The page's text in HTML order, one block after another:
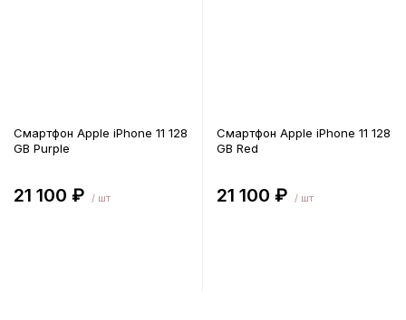
Смартфон Apple iPhone 11 128
GB Purple
21 100 ₽ / шт
Смартфон Apple iPhone 11 128
GB Red
21 100 ₽ / шт